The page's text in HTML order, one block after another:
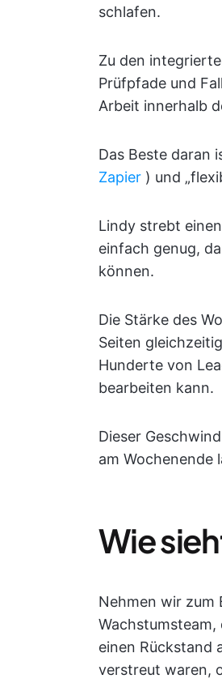
schlafen.
Zu den
Prüfpfade und
Arbeit innerhalb
Das Beste daran
Zapier ) und
Lindy strebt
einfach genug,
können.
Die Stärke des
Seiten
Hunderte von
bearbeiten kann.
Dieser
am Wochenende
Wie
Nehmen wir zum
einen Rückstand
verstreut waren,